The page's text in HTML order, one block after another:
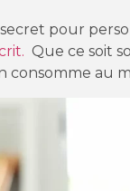
secret pour
Que ce soit
consomme au